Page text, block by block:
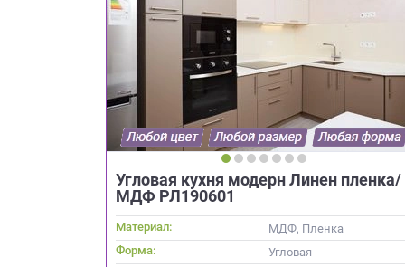
Угловая кухня модерн Линен пленка/
МДФ РЛ190601
Материал:
МДФ, Пленка
Форма:
Угловая
с